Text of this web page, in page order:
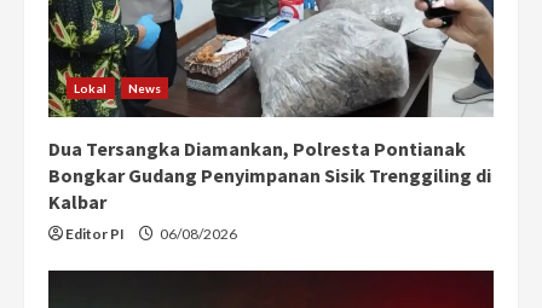
Lokal News
Dua Tersangka Diamankan, Polresta Pontianak
Bongkar Gudang Penyimpanan Sisik Trenggiling di
Kalbar
Editor PI 06/08/2026